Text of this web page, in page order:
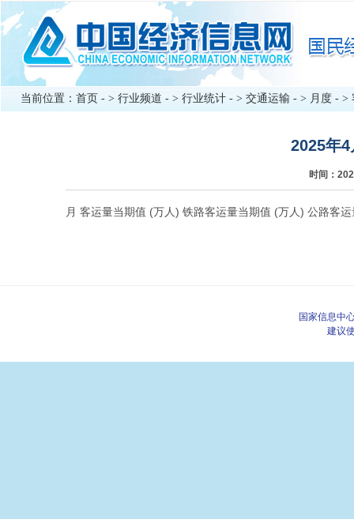
当前位置： 首页 - > 行业频道 - > 行业统计 - > 交通运输 - > 月度 - >
2025年
时间：
月 客运量当期值 (万人) 铁路客运量当期值 (万人) 公路客
国家信息中
建议